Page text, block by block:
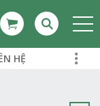
HỆ